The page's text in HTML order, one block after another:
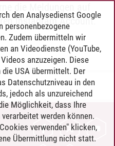
Instagram Account.
den Analysedienst Google
personenbezogene
Zudem übermitteln wir
an Videodienste (YouTube,
anzuzeigen. Diese
USA übermittelt. Der
Datenschutzniveau in den
jedoch als unzureichend
Möglichkeit, dass Ihre
werden können.
verwenden" klicken,
Übermittlung nicht statt.